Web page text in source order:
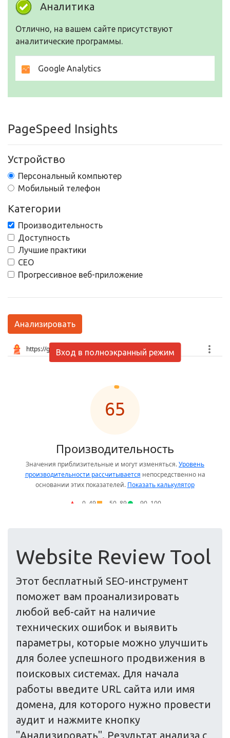
Аналитика
Отлично, на вашем сайте присутствуют
аналитические программы.
Google Analytics
PageSpeed Insights
Устройство
Персональный компьютер
Мобильный телефон
Категории
Производительность
Доступность
Лучшие практики
СЕО
Прогрессивное веб-приложение
Анализировать
Вход в полноэкранный режим
Website Review Tool
Этот бесплатный SEO-инструмент
поможет вам проанализировать
любой веб-сайт на наличие
технических ошибок и выявить
параметры, которые можно улучшить
для более успешного продвижения в
поисковых системах. Для начала
работы введите URL сайта или имя
домена, для которого нужно провести
аудит и нажмите кнопку
"Анализировать". Результат анализа с